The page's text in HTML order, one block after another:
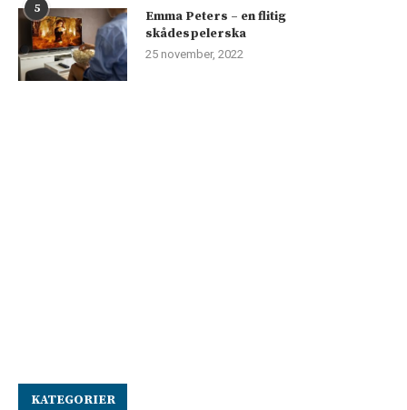
5
Emma Peters – en flitig
skådespelerska
25 november, 2022
KATEGORIER